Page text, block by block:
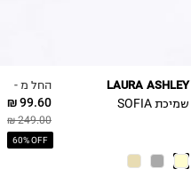
החל מ -
99.60 ₪
249.00 ₪
60% OFF
LAURA ASHLEY
שמיכת SOFIA